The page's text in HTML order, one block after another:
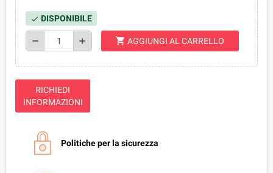
check DISPONIBILE
remove add shopping_cart AGGIUNGI AL CARRELLO
RICHIEDI
INFORMAZIONI
Politiche per la sicurezza